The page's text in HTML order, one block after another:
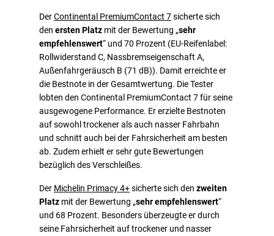
DerContinental PremiumContact 7sicherte sich
den ersten Platz mit der Bewertung „sehr
empfehlenswert“ und 70 Prozent (EU-Reifenlabel:
Rollwiderstand C, Nassbremseigenschaft A,
Außenfahrgeräusch B (71 dB)). Damit erreichte er
die Bestnote in der Gesamtwertung. Die Tester
lobten den Continental PremiumContact 7 für seine
ausgewogene Performance. Er erzielte Bestnoten
auf sowohl trockener als auch nasser Fahrbahn
und schnitt auch bei der Fahrsicherheit am besten
ab. Zudem erhielt er sehr gute Bewertungen
bezüglich des Verschleißes.
Der Michelin Primacy 4+sicherte sich den zweiten
Platz mit der Bewertung „sehr empfehlenswert“
und 68 Prozent. Besonders überzeugte er durch
seine Fahrsicherheit auf trockener und nasser